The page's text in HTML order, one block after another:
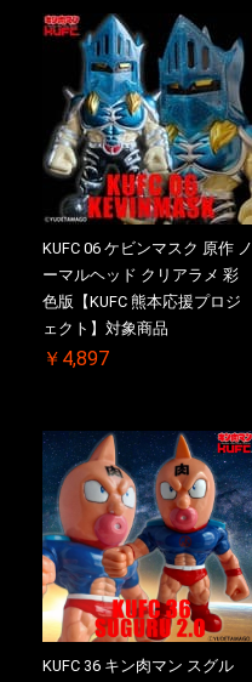
KUFC 06 ケビンマスク 原作 ノ
ーマルヘッド クリアラメ 彩
色版【KUFC 熊本応援プロジ
ェクト】対象商品
￥4,897
KUFC 36 キン肉マン スグル